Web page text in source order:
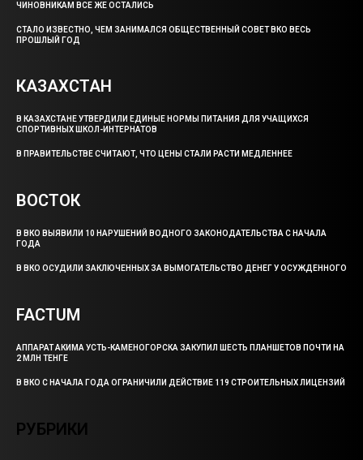
ЧИНОВНИКАМ ВСЕ ЖЕ ОСТАЛИСЬ
СТАЛО ИЗВЕСТНО, ЧЕМ ЗАНИМАЛСЯ ОБЩЕСТВЕННЫЙ СОВЕТ ВКО ВЕСЬ
ПРОШЛЫЙ ГОД
КАЗАХСТАН
В КАЗАХСТАНЕ УТВЕРДИЛИ ЕДИНЫЕ НОРМЫ ПИТАНИЯ ДЛЯ УЧАЩИХСЯ
СПОРТИВНЫХ ШКОЛ-ИНТЕРНАТОВ
В ПРАВИТЕЛЬСТВЕ СЧИТАЮТ, ЧТО ЦЕНЫ СТАЛИ РАСТИ МЕДЛЕННЕЕ
ВОСТОК
В ВКО ВЫЯВИЛИ 10 НАРУШЕНИЙ ВОДНОГО ЗАКОНОДАТЕЛЬСТВА С НАЧАЛА
ГОДА
В ВКО ОСУДИЛИ ЗАКЛЮЧЕННЫХ ЗА ВЫМОГАТЕЛЬСТВО ДЕНЕГ У ОСУЖДЕННОГО
FACTUM
АППАРАТ АКИМА УСТЬ-КАМЕНОГОРСКА ЗАКУПИЛ ШЕСТЬ ПЛАНШЕТОВ ПОЧТИ НА
2 МЛН ТЕНГЕ
В ВКО С НАЧАЛА ГОДА ОГРАНИЧИЛИ ДЕЙСТВИЕ 119 СТРОИТЕЛЬНЫХ ЛИЦЕНЗИЙ
РУБРИКИ